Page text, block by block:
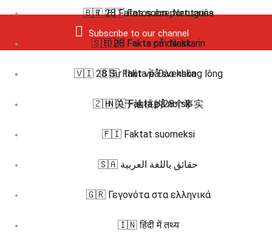
Subscribe to our channel
🇵🇹 28 Fatos sobre Nectarina
🇸🇪 28 Fakta om Nektarin
🇻🇮 28 Sự thật về Đào không lông
🇿🇭 关于油桃的28个事实
🇧🇷 🇵🇹 Fatos em português
🇩🇰 Fakta på dansk
🇸🇪 Fakta på svenska
🇳🇴 Fakta på norsk
🇫🇮 Faktat suomeksi
🇸🇦 حقائق باللغة العربية
🇬🇷 Γεγονότα στα ελληνικά
🇮🇳 हिंदी में तथ्य